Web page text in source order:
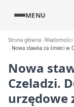
MENU
Strona główna Wiadomości
Nowa stawka za śmieci w
Nowa
Czeladzi.
urzędowe